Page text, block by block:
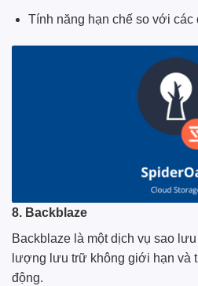
Tính năng hạn chế so với các
8. Backblaze
Backblaze là một dịch vụ sao
lượng lưu trữ không giới hạn và
động.